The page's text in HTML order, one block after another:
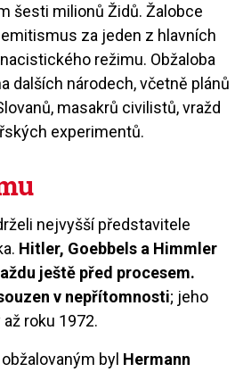
šesti milionů Židů. Žalobce
za jeden z hlavních
režimu. Obžaloba
dalších národech, včetně plánů
masakrů civilistů, vražd
experimentů.
nejvyšší představitele
Hitler, Goebbels a Himmler
ještě před procesem.
v nepřítomnosti; jeho
roku 1972.
byl Hermann